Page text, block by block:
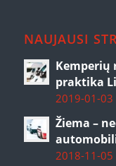
NAUJAUSI
Kemperių
praktika
2019-01-03
Žiema –
2018-11-05